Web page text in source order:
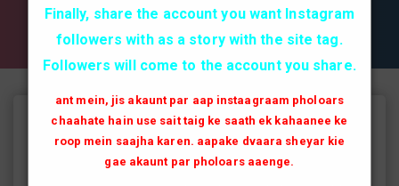
✔✔✔ AKTİF TAKİPCİ SATIN AL ✔✔✔
Instagram Takipçi Hilesi
instagram'da artık yüksek takipçi kasmak eskisi kadar zor değil
Finally, share the account you want Instagram
followers with as a story with the site tag.
Followers will come to the account you share.
ant mein, jis akaunt par aap instaagraam pholoars
chaahate hain use sait taig ke saath ek kahaanee ke
roop mein saajha karen. aapake dvaara sheyar kie
gae akaunt par pholoars aaenge.